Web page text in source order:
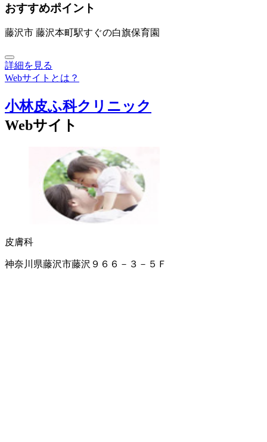
おすすめポイント
藤沢市 藤沢本町駅すぐの白旗保育園
詳細を見る
Webサイトとは？
小林皮ふ科クリニック
Webサイト
皮膚科
神奈川県藤沢市藤沢９６６－３－５Ｆ